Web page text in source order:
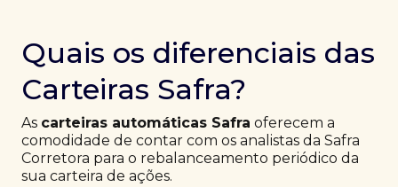
Quais os diferenciais das
Carteiras Safra?
As carteiras automáticas Safra oferecem a
comodidade de contar com os analistas da Safra
Corretora para o rebalanceamento periódico da
sua carteira de ações.